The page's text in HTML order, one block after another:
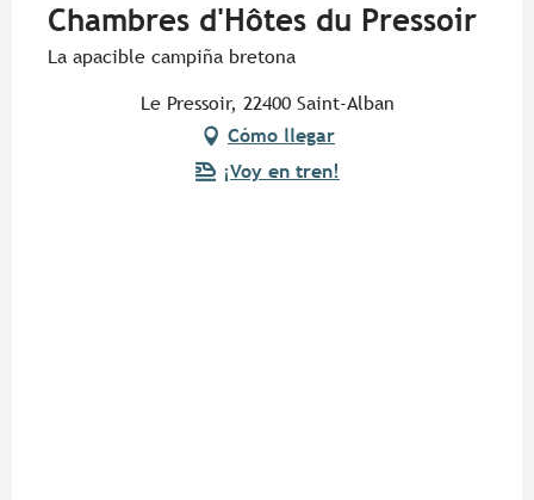
Chambres d'Hôtes du Pressoir
La apacible campiña bretona
Le Pressoir, 22400 Saint-Alban
Cómo llegar
¡Voy en tren!